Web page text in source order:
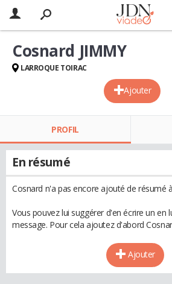
Ajouter
Cosnard JIMMY
LARROQUE TOIRAC
PROFIL
En résumé
Cosnard n'a pas encore ajouté de résumé
Vous pouvez lui suggérer d'en écrire un en
message. Pour cela ajoutez d'abord
Ajouter